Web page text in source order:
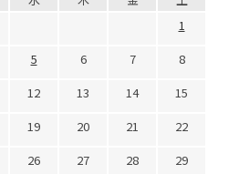
1
5 6 7
8
12 13 14
15
19 20 21
22
26 27 28
29